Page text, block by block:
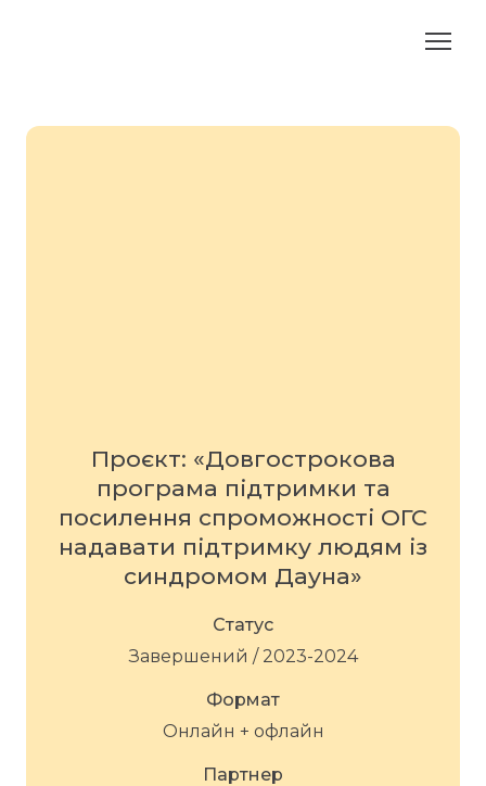
Проєкт: «Довгострокова
програма підтримки та
посилення спроможності ОГС
надавати підтримку людям із
синдромом Дауна»
Статус
Завершений / 2023-2024
Формат
Онлайн + офлайн
Партнер